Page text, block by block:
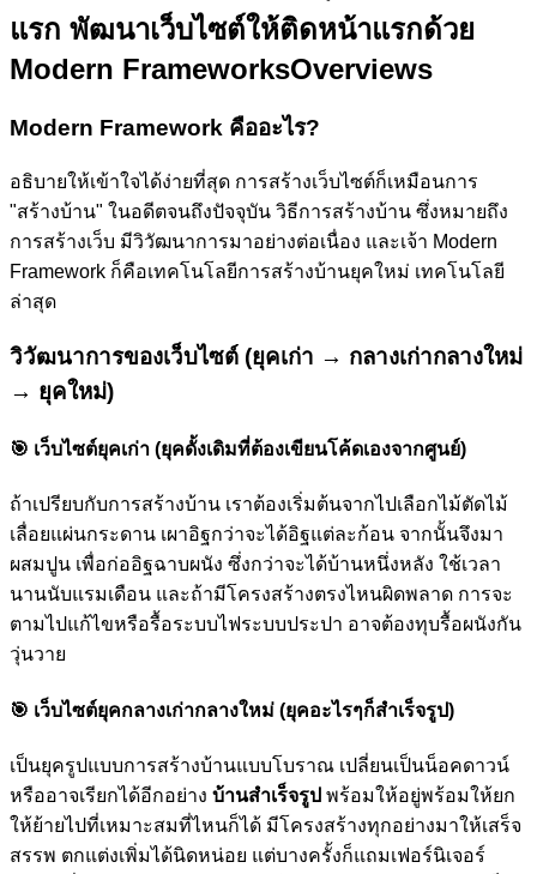
แรก พัฒนาเว็บไซต์ให้ติดหน้าแรกด้วย
Modern FrameworksOverviews
Modern Framework คืออะไร?
อธิบายให้เข้าใจได้ง่ายที่สุด การสร้างเว็บไซต์ก็เหมือนการ
"สร้างบ้าน" ในอดีตจนถึงปัจจุบัน วิธีการสร้างบ้าน ซึ่งหมายถึง
การสร้างเว็บ มีวิวัฒนาการมาอย่างต่อเนื่อง และเจ้า Modern
Framework ก็คือเทคโนโลยีการสร้างบ้านยุคใหม่ เทคโนโลยี
ล่าสุด
วิวัฒนาการของเว็บไซต์ (ยุคเก่า → กลางเก่ากลางใหม่
→ ยุคใหม่)
🎯 เว็บไซต์ยุคเก่า (ยุคดั้งเดิมที่ต้องเขียนโค้ดเองจากศูนย์)
ถ้าเปรียบกับการสร้างบ้าน เราต้องเริ่มต้นจากไปเลือกไม้ตัดไม้
เลื่อยแผ่นกระดาน เผาอิฐกว่าจะได้อิฐแต่ละก้อน จากนั้นจึงมา
ผสมปูน เพื่อก่ออิฐฉาบผนัง ซึ่งกว่าจะได้บ้านหนึ่งหลัง ใช้เวลา
นานนับแรมเดือน และถ้ามีโครงสร้างตรงไหนผิดพลาด การจะ
ตามไปแก้ไขหรือรื้อระบบไฟระบบประปา อาจต้องทุบรื้อผนังกัน
วุ่นวาย
🎯 เว็บไซต์ยุคกลางเก่ากลางใหม่ (ยุคอะไรๆก็สำเร็จรูป)
เป็นยุครูปแบบการสร้างบ้านแบบโบราณ เปลี่ยนเป็นน็อคดาวน์
หรืออาจเรียกได้อีกอย่าง บ้านสำเร็จรูป พร้อมให้อยู่พร้อมให้ยก
ให้ย้ายไปที่เหมาะสมที่ไหนก็ได้ มีโครงสร้างทุกอย่างมาให้เสร็จ
สรรพ ตกแต่งเพิ่มได้นิดหน่อย แต่บางครั้งก็แถมเฟอร์นิเจอร์